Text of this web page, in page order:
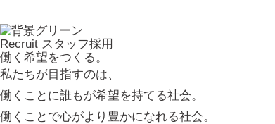
Recruit スタッフ採用
働く希望をつくる。
私たちが目指すのは、
働くことに誰もが希望を持てる社会。
働くことで心がより豊かになれる社会。